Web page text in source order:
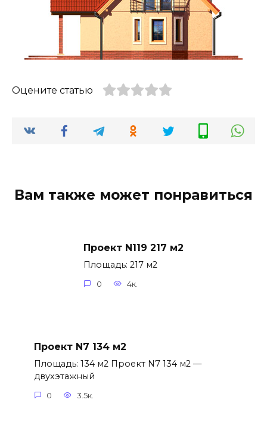
Оцените статью
Вам также может понравиться
Проект N119 217 м2
Площадь: 217 м2
0 4к.
Проект N7 134 м2
Площадь: 134 м2 Проект N7 134 м2 —
двухэтажный
0 3.5к.